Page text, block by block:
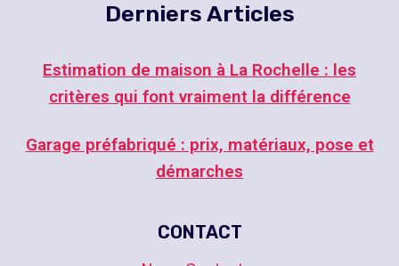
Derniers Articles
Estimation de maison à La Rochelle : les
critères qui font vraiment la différence
Garage préfabriqué : prix, matériaux, pose et
démarches
CONTACT